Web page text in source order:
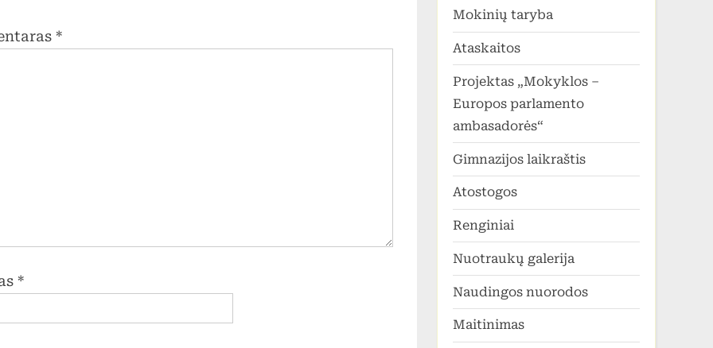
*
*
Mokinių taryba
Ataskaitos
Projektas „Mokyklos –
Europos parlamento
ambasadorės“
Gimnazijos laikraštis
Atostogos
Renginiai
Nuotraukų galerija
Naudingos nuorodos
Maitinimas